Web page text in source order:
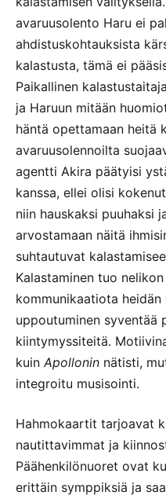
avaruusolento Haru ei
ahdistuskohtauksista
kalastusta, tämä ei
Paikallinen
ja Haruun mitään
häntä opettamaan heitä
avaruusolennoilta
agentti Akira päätyisi
kanssa, ellei olisi
niin hauskaksi puuhaksi
arvostamaan näitä
suhtautuvat
Kalastaminen tuo
kommunikaatiota heidän
uppoutuminen syventää
kiintymyssiteitä.
kuin Apollonin nätisti,
integroitu musisointi.
Hahmokaartit tarjoavat
nautittavimmat ja
Päähenkilönuoret ovat
erittäin symppiksiä ja